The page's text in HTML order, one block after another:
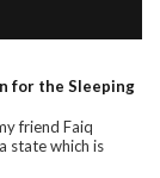
for the Sleeping
friend Faiq
state which is